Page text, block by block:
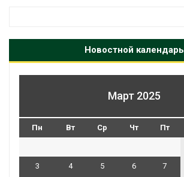
Новостной календарь
Март 2025
Пн Вт Ср Чт Пт
3 4 5 6 7